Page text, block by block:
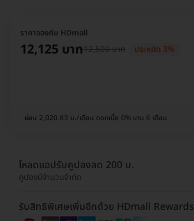
ราคาจองกับ HDmall
12,125 บาท12,500 บาท ประหยัด 3%
ผ่อน 2,020.83 บ./เดือน ดอกเบี้ย 0% นาน 6 เดือน
โหลดแอปรับคูปองลด 200 บ.
คูปองมีจำนวนจำกัด
รับสิทธิพิเศษเพิ่มอีกด้วย HDmall Rewards